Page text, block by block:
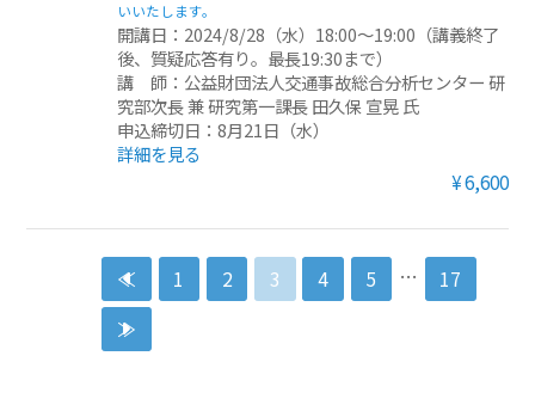
いいたします。
開講日：2024/8/28（水）18:00～19:00（講義終了
後、質疑応答有り。最長19:30まで）
講 師：公益財団法人交通事故総合分析センター 研
究部次長 兼 研究第一課長 田久保 宣晃 氏
申込締切日：8月21日（水）
詳細を見る
¥6,600
≪ 1 2 3 4 5 …
17
≫